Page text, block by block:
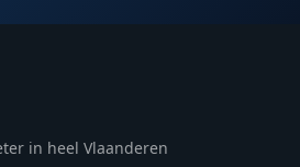
in heel Vlaanderen